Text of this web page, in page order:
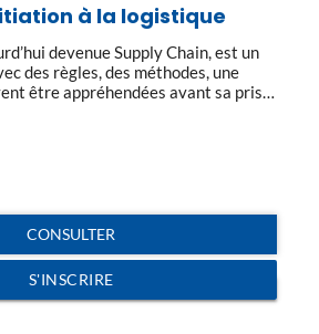
à la logistique
devenue Supply Chain, est un
des règles, des méthodes, une
être appréhendées avant sa prise
à la maîtrise et à la
physiques de services et
CONSULTER
S'INSCRIRE